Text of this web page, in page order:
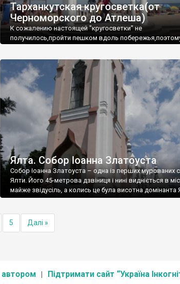
Тарханкутская кругосветка(от
Черноморского до Атлеша)
К сожалению настоящей "кругосветки" не
получилось,пройти пешком вдоль
Ялта. Собор Іоанна Златоуста
Собор Іоанна Златоуста – одна із перших мурованих
Ялти. Його 45-метрова дзвіниця і нині видніється в
майже звідусіль, а колись це була висотна домінанта
5 Далі »
автором Підтримати сайт “Україна